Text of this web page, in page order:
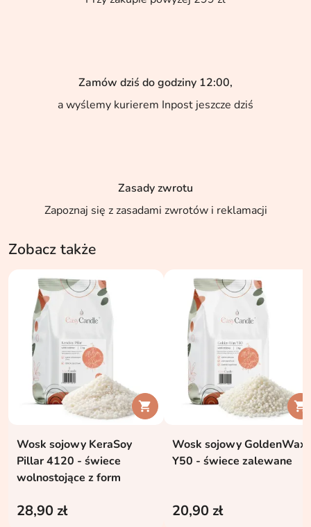
Zamów dziś do godziny 12:00,
a wyślemy kurierem Inpost jeszcze dziś
Zasady zwrotu
Zapoznaj się z zasadami zwrotów i reklamacji
Zobacz także

Wosk sojowy KeraSoy
Pillar 4120 - świece
wolnostojące z form
28,90 zł

Wosk sojowy GoldenWax
Y50 - świece zalewane
20,90 zł